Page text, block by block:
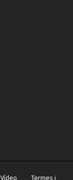
Vídeo Termes i